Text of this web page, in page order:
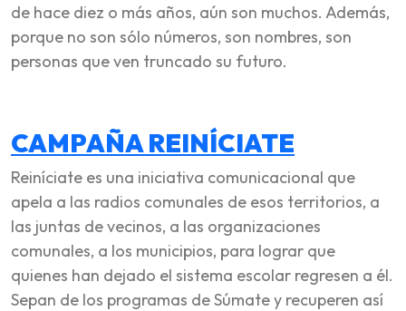
de hace diez o más años, aún son muchos. Además,
porque no son sólo números, son nombres, son
personas que ven truncado su futuro.
CAMPAÑA REINÍCIATE
Reiníciate es una iniciativa comunicacional que
apela a las radios comunales de esos territorios, a
las juntas de vecinos, a las organizaciones
comunales, a los municipios, para lograr que
quienes han dejado el sistema escolar regresen a él.
Sepan de los programas de Súmate y recuperen así